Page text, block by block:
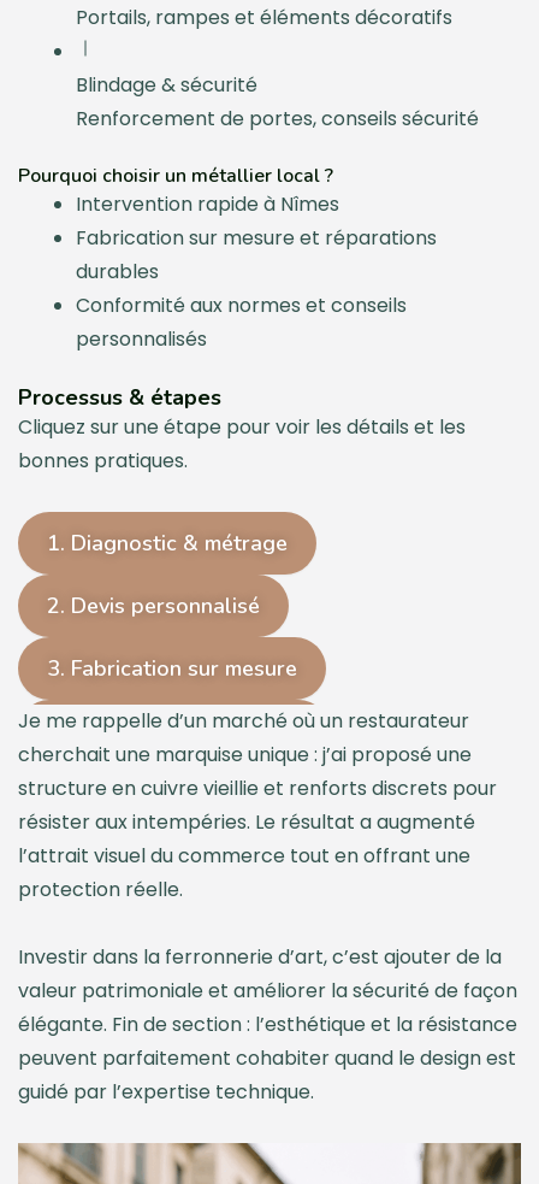
Portails, rampes et éléments décoratifs
Blindage & sécurité
Renforcement de portes, conseils sécurité
Pourquoi choisir un métallier local ?
Intervention rapide à Nîmes
Fabrication sur mesure et réparations
durables
Conformité aux normes et conseils
personnalisés
Processus & étapes
Cliquez sur une étape pour voir les détails et les
bonnes pratiques.
1. Diagnostic & métrage
2. Devis personnalisé
3. Fabrication sur mesure
4. Installation & réglages
5. Maintenance & suivi
Diagnostic & métrage
Visite sur site pour évaluer l’existant, prise de
mesures précises et repérage des points de
sécurité.
Précédent
Suivant
Outils & Estimations
Estimation rapide (ex: portail, en €)
Glissez pour ajuster la complexité et la taille. Coût
Je me rappelle d’un marché où un restaurateur
cherchait une marquise unique : j’ai proposé une
structure en cuivre vieillie et renforts discrets pour
résister aux intempéries. Le résultat a augmenté
l’attrait visuel du commerce tout en offrant une
protection réelle.
Investir dans la ferronnerie d’art, c’est ajouter de la
valeur patrimoniale et améliorer la sécurité de façon
élégante. Fin de section : l’esthétique et la résistance
peuvent parfaitement cohabiter quand le design est
guidé par l’expertise technique.